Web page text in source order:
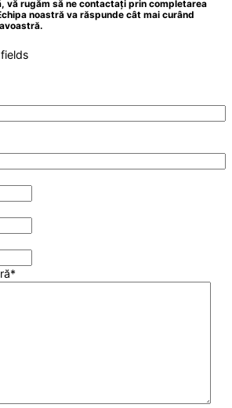
vă rugăm să ne contactați prin completarea
noastră va răspunde cât mai curând
*